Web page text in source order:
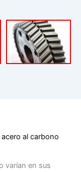
al carbono
varían en sus